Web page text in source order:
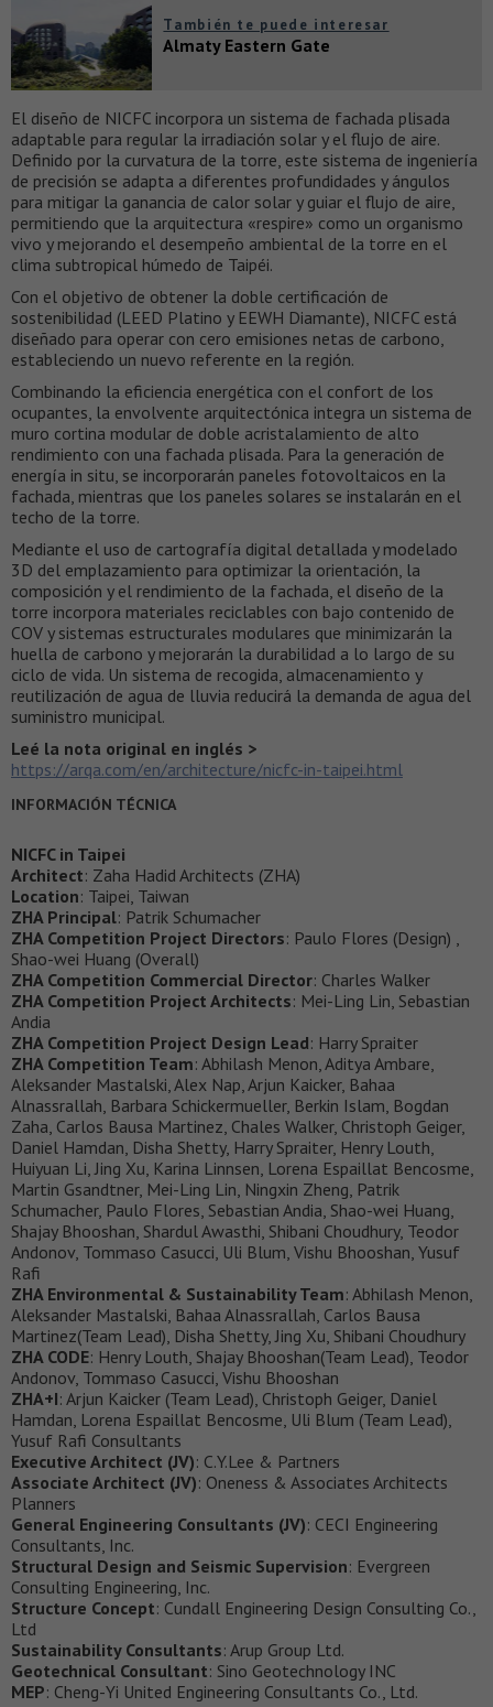
También te puede interesar
Almaty Eastern Gate
El diseño de NICFC incorpora un sistema de fachada plisada
adaptable para regular la irradiación solar y el flujo de aire.
Definido por la curvatura de la torre, este sistema de ingeniería
de precisión se adapta a diferentes profundidades y ángulos
para mitigar la ganancia de calor solar y guiar el flujo de aire,
permitiendo que la arquitectura «respire» como un organismo
vivo y mejorando el desempeño ambiental de la torre en el
clima subtropical húmedo de Taipéi.
Con el objetivo de obtener la doble certificación de
sostenibilidad (LEED Platino y EEWH Diamante), NICFC está
diseñado para operar con cero emisiones netas de carbono,
estableciendo un nuevo referente en la región.
Combinando la eficiencia energética con el confort de los
ocupantes, la envolvente arquitectónica integra un sistema de
muro cortina modular de doble acristalamiento de alto
rendimiento con una fachada plisada. Para la generación de
energía in situ, se incorporarán paneles fotovoltaicos en la
fachada, mientras que los paneles solares se instalarán en el
techo de la torre.
Mediante el uso de cartografía digital detallada y modelado
3D del emplazamiento para optimizar la orientación, la
composición y el rendimiento de la fachada, el diseño de la
torre incorpora materiales reciclables con bajo contenido de
COV y sistemas estructurales modulares que minimizarán la
huella de carbono y mejorarán la durabilidad a lo largo de su
ciclo de vida. Un sistema de recogida, almacenamiento y
reutilización de agua de lluvia reducirá la demanda de agua del
suministro municipal.
Leé la nota original en inglés >
https://arqa.com/en/architecture/nicfc-in-taipei.html
INFORMACIÓN TÉCNICA
NICFC in Taipei
Architect: Zaha Hadid Architects (ZHA)
Location: Taipei, Taiwan
ZHA Principal: Patrik Schumacher
ZHA Competition Project Directors: Paulo Flores (Design) ,
Shao-wei Huang (Overall)
ZHA Competition Commercial Director: Charles Walker
ZHA Competition Project Architects: Mei-Ling Lin, Sebastian
Andia
ZHA Competition Project Design Lead: Harry Spraiter
ZHA Competition Team: Abhilash Menon, Aditya Ambare,
Aleksander Mastalski, Alex Nap, Arjun Kaicker, Bahaa
Alnassrallah, Barbara Schickermueller, Berkin Islam, Bogdan
Zaha, Carlos Bausa Martinez, Chales Walker, Christoph Geiger,
Daniel Hamdan, Disha Shetty, Harry Spraiter, Henry Louth,
Huiyuan Li, Jing Xu, Karina Linnsen, Lorena Espaillat Bencosme,
Martin Gsandtner, Mei-Ling Lin, Ningxin Zheng, Patrik
Schumacher, Paulo Flores, Sebastian Andia, Shao-wei Huang,
Shajay Bhooshan, Shardul Awasthi, Shibani Choudhury, Teodor
Andonov, Tommaso Casucci, Uli Blum, Vishu Bhooshan, Yusuf
Rafi
ZHA Environmental & Sustainability Team: Abhilash Menon,
Aleksander Mastalski, Bahaa Alnassrallah, Carlos Bausa
Martinez(Team Lead), Disha Shetty, Jing Xu, Shibani Choudhury
ZHA CODE: Henry Louth, Shajay Bhooshan(Team Lead), Teodor
Andonov, Tommaso Casucci, Vishu Bhooshan
ZHA+I: Arjun Kaicker (Team Lead), Christoph Geiger, Daniel
Hamdan, Lorena Espaillat Bencosme, Uli Blum (Team Lead),
Yusuf Rafi Consultants
Executive Architect (JV): C.Y.Lee & Partners
Associate Architect (JV): Oneness & Associates Architects
Planners
General Engineering Consultants (JV): CECI Engineering
Consultants, Inc.
Structural Design and Seismic Supervision: Evergreen
Consulting Engineering, Inc.
Structure Concept: Cundall Engineering Design Consulting Co.,
Ltd
Sustainability Consultants: Arup Group Ltd.
Geotechnical Consultant: Sino Geotechnology INC
MEP: Cheng-Yi United Engineering Consultants Co., Ltd.